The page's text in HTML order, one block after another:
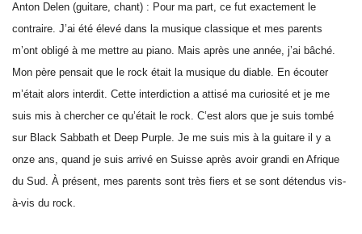
Anton Delen (guitare, chant) : Pour ma part, ce fut exactement le
contraire. J’ai été élevé dans la musique classique et mes parents
m’ont obligé à me mettre au piano. Mais après une année, j’ai bâché.
Mon père pensait que le rock était la musique du diable. En écouter
m’était alors interdit. Cette interdiction a attisé ma curiosité et je me
suis mis à chercher ce qu’était le rock. C’est alors que je suis tombé
sur Black Sabbath et Deep Purple. Je me suis mis à la guitare il y a
onze ans, quand je suis arrivé en Suisse après avoir grandi en Afrique
du Sud. À présent, mes parents sont très fiers et se sont détendus vis-
à-vis du rock.